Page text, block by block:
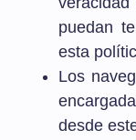
puedan
esta
Los
desde